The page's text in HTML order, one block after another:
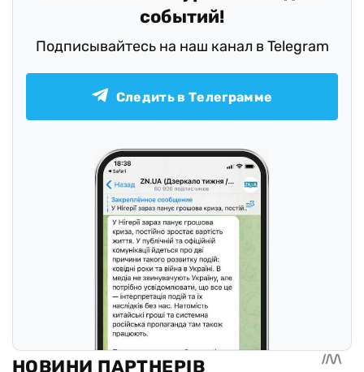
событий!
Подписывайтесь на наш канал в Telegram
Следить в Телеграмме